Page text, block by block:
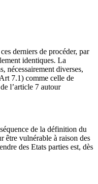
derniers de procéder, par
identiques. La
nécessairement diverses,
7.1) comme celle de
l’article 7 autour
de la définition du
être vulnérable à raison des
des Etats parties est, dès